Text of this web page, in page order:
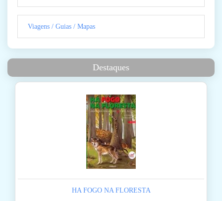
Viagens / Guias / Mapas
Destaques
HA FOGO NA FLORESTA